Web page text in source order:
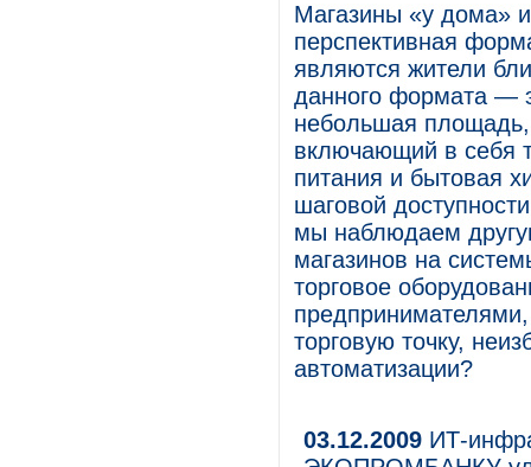
Магазины «у дома»
перспективная
являются жители
данного формата —
небольшая
включающий в себя
питания и бытовая
шаговой
мы наблюдаем
магазинов на
торговое
торговую точку,
автоматизации?
03.12.2009 ИТ-